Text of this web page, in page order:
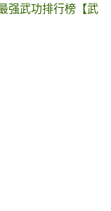
强武功排行榜【武